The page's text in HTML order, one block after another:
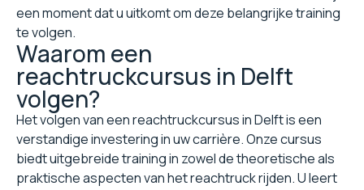
een moment dat u uitkomt om deze belangrijke training
te volgen.
Waarom een
reachtruckcursus in Delft
volgen?
Het volgen van een reachtruckcursus in Delft is een
verstandige investering in uw carrière. Onze cursus
biedt uitgebreide training in zowel de theoretische als
praktische aspecten van het reachtruck rijden. U leert